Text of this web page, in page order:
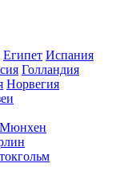
Египет Испания
Голландия
Норвегия
Мюнхен